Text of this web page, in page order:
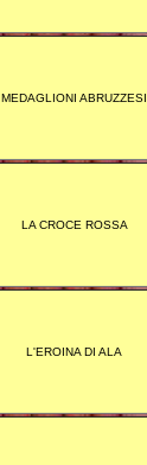
MEDAGLIONI ABRUZZESI
LA CROCE ROSSA
L'EROINA DI ALA